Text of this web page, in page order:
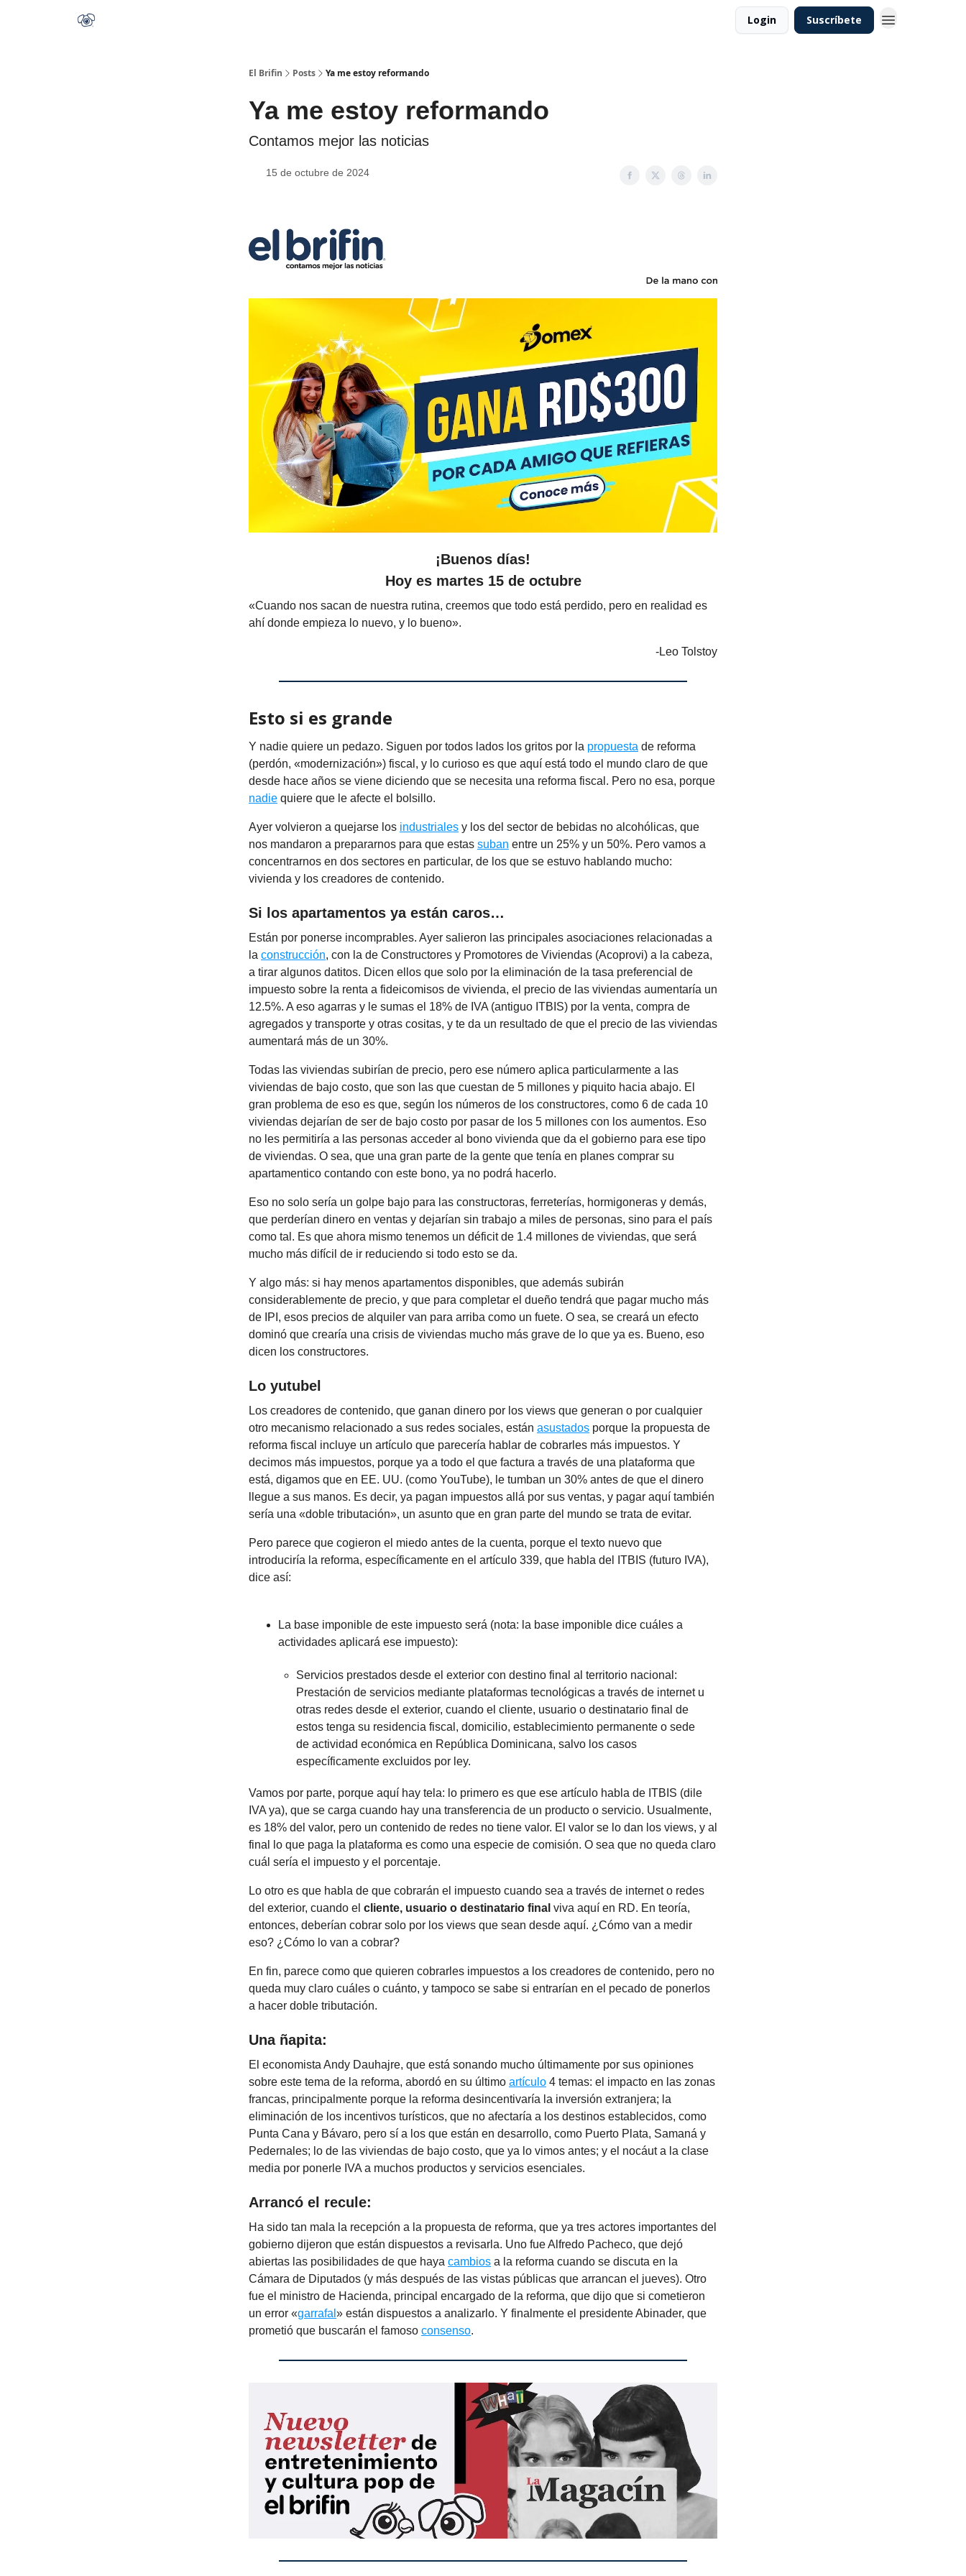
Login Suscríbete
El Brifin Posts Ya me estoy reformando
Ya me estoy reformando
Contamos mejor las noticias
15 de octubre de 2024
¡Buenos días!
Hoy es martes 15 de octubre
«Cuando nos sacan de nuestra rutina, creemos que todo está perdido, pero en realidad es
ahí donde empieza lo nuevo, y lo bueno».
-Leo Tolstoy
Esto si es grande
Y nadie quiere un pedazo. Siguen por todos lados los gritos por la propuesta de reforma
(perdón, «modernización») fiscal, y lo curioso es que aquí está todo el mundo claro de que
desde hace años se viene diciendo que se necesita una reforma fiscal. Pero no esa, porque
nadie quiere que le afecte el bolsillo.
Ayer volvieron a quejarse los industriales y los del sector de bebidas no alcohólicas, que
nos mandaron a prepararnos para que estas suban entre un 25% y un 50%. Pero vamos a
concentrarnos en dos sectores en particular, de los que se estuvo hablando mucho:
vivienda y los creadores de contenido.
Si los apartamentos ya están caros…
Están por ponerse incomprables. Ayer salieron las principales asociaciones relacionadas a
la construcción, con la de Constructores y Promotores de Viviendas (Acoprovi) a la cabeza,
a tirar algunos datitos. Dicen ellos que solo por la eliminación de la tasa preferencial de
impuesto sobre la renta a fideicomisos de vivienda, el precio de las viviendas aumentaría un
12.5%. A eso agarras y le sumas el 18% de IVA (antiguo ITBIS) por la venta, compra de
agregados y transporte y otras cositas, y te da un resultado de que el precio de las viviendas
aumentará más de un 30%.
Todas las viviendas subirían de precio, pero ese número aplica particularmente a las
viviendas de bajo costo, que son las que cuestan de 5 millones y piquito hacia abajo. El
gran problema de eso es que, según los números de los constructores, como 6 de cada 10
viviendas dejarían de ser de bajo costo por pasar de los 5 millones con los aumentos. Eso
no les permitiría a las personas acceder al bono vivienda que da el gobierno para ese tipo
de viviendas. O sea, que una gran parte de la gente que tenía en planes comprar su
apartamentico contando con este bono, ya no podrá hacerlo.
Eso no solo sería un golpe bajo para las constructoras, ferreterías, hormigoneras y demás,
que perderían dinero en ventas y dejarían sin trabajo a miles de personas, sino para el país
como tal. Es que ahora mismo tenemos un déficit de 1.4 millones de viviendas, que será
mucho más difícil de ir reduciendo si todo esto se da.
Y algo más: si hay menos apartamentos disponibles, que además subirán
considerablemente de precio, y que para completar el dueño tendrá que pagar mucho más
de IPI, esos precios de alquiler van para arriba como un fuete. O sea, se creará un efecto
dominó que crearía una crisis de viviendas mucho más grave de lo que ya es. Bueno, eso
dicen los constructores.
Lo yutubel
Los creadores de contenido, que ganan dinero por los views que generan o por cualquier
otro mecanismo relacionado a sus redes sociales, están asustados porque la propuesta de
reforma fiscal incluye un artículo que parecería hablar de cobrarles más impuestos. Y
decimos más impuestos, porque ya a todo el que factura a través de una plataforma que
está, digamos que en EE. UU. (como YouTube), le tumban un 30% antes de que el dinero
llegue a sus manos. Es decir, ya pagan impuestos allá por sus ventas, y pagar aquí también
sería una «doble tributación», un asunto que en gran parte del mundo se trata de evitar.
Pero parece que cogieron el miedo antes de la cuenta, porque el texto nuevo que
introduciría la reforma, específicamente en el artículo 339, que habla del ITBIS (futuro IVA),
dice así:
La base imponible de este impuesto será (nota: la base imponible dice cuáles a
actividades aplicará ese impuesto):
Servicios prestados desde el exterior con destino final al territorio nacional:
Prestación de servicios mediante plataformas tecnológicas a través de internet u
otras redes desde el exterior, cuando el cliente, usuario o destinatario final de
estos tenga su residencia fiscal, domicilio, establecimiento permanente o sede
de actividad económica en República Dominicana, salvo los casos
específicamente excluidos por ley.
Vamos por parte, porque aquí hay tela: lo primero es que ese artículo habla de ITBIS (dile
IVA ya), que se carga cuando hay una transferencia de un producto o servicio. Usualmente,
es 18% del valor, pero un contenido de redes no tiene valor. El valor se lo dan los views, y al
final lo que paga la plataforma es como una especie de comisión. O sea que no queda claro
cuál sería el impuesto y el porcentaje.
Lo otro es que habla de que cobrarán el impuesto cuando sea a través de internet o redes
del exterior, cuando el cliente, usuario o destinatario final viva aquí en RD. En teoría,
entonces, deberían cobrar solo por los views que sean desde aquí. ¿Cómo van a medir
eso? ¿Cómo lo van a cobrar?
En fin, parece como que quieren cobrarles impuestos a los creadores de contenido, pero no
queda muy claro cuáles o cuánto, y tampoco se sabe si entrarían en el pecado de ponerlos
a hacer doble tributación.
Una ñapita:
El economista Andy Dauhajre, que está sonando mucho últimamente por sus opiniones
sobre este tema de la reforma, abordó en su último artículo 4 temas: el impacto en las zonas
francas, principalmente porque la reforma desincentivaría la inversión extranjera; la
eliminación de los incentivos turísticos, que no afectaría a los destinos establecidos, como
Punta Cana y Bávaro, pero sí a los que están en desarrollo, como Puerto Plata, Samaná y
Pedernales; lo de las viviendas de bajo costo, que ya lo vimos antes; y el nocáut a la clase
media por ponerle IVA a muchos productos y servicios esenciales.
Arrancó el recule:
Ha sido tan mala la recepción a la propuesta de reforma, que ya tres actores importantes del
gobierno dijeron que están dispuestos a revisarla. Uno fue Alfredo Pacheco, que dejó
abiertas las posibilidades de que haya cambios a la reforma cuando se discuta en la
Cámara de Diputados (y más después de las vistas públicas que arrancan el jueves). Otro
fue el ministro de Hacienda, principal encargado de la reforma, que dijo que si cometieron
un error «garrafal » están dispuestos a analizarlo. Y finalmente el presidente Abinader, que
prometió que buscarán el famoso consenso.